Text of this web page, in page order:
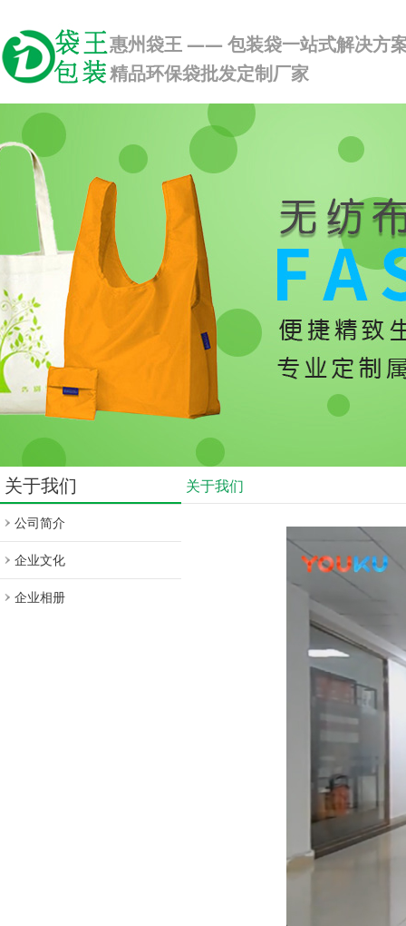
惠州袋王 —— 包装袋一站式解决方
精品环保袋批发定制厂家
关于我们
公司简介
企业文化
企业相册
关于我们